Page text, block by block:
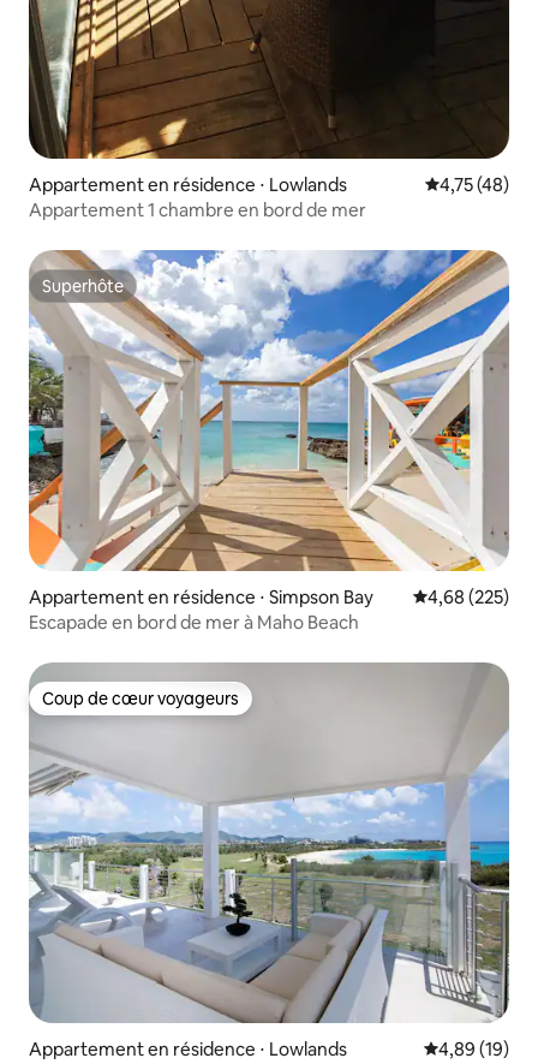
Appartement en résidence ⋅ Lowlands Évaluation
4,75 (48)
Appartement 1 chambre en bord de mer
Superhôte
Superhôte
Appartement en résidence ⋅ Simpson Bay Évaluation
4,68 (225)
Escapade en bord de mer à Maho Beach
Coup de cœur voyageurs
Coup de cœur voyageurs
Appartement en résidence ⋅ Lowlands Évaluation
4,89 (19)